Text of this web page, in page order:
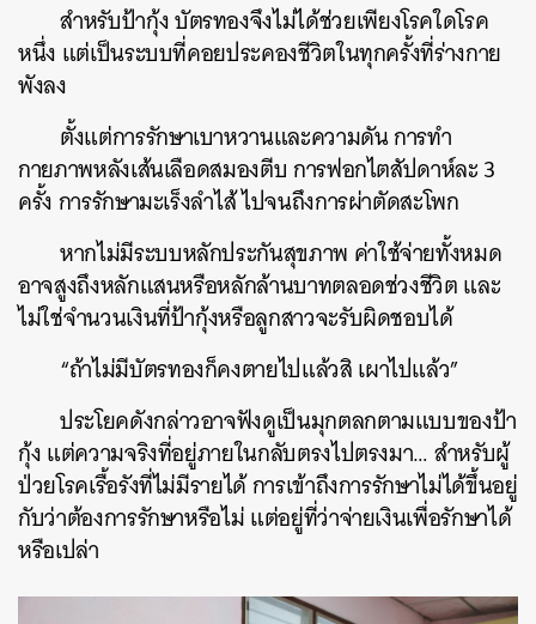
สำหรับป้ากุ้ง บัตรทองจึงไม่ได้ช่วยเพียงโรคใดโรค
หนึ่ง แต่เป็นระบบที่คอยประคองชีวิตในทุกครั้งที่ร่างกาย
พังลง
ตั้งแต่การรักษาเบาหวานและความดัน การทำ
กายภาพหลังเส้นเลือดสมองตีบ การฟอกไตสัปดาห์ละ 3
ครั้ง การรักษามะเร็งลำไส้ ไปจนถึงการผ่าตัดสะโพก
หากไม่มีระบบหลักประกันสุขภาพ ค่าใช้จ่ายทั้งหมด
อาจสูงถึงหลักแสนหรือหลักล้านบาทตลอดช่วงชีวิต และ
ไม่ใช่จำนวนเงินที่ป้ากุ้งหรือลูกสาวจะรับผิดชอบได้
“ถ้าไม่มีบัตรทองก็คงตายไปแล้วสิ เผาไปแล้ว”
ประโยคดังกล่าวอาจฟังดูเป็นมุกตลกตามแบบของป้า
กุ้ง แต่ความจริงที่อยู่ภายในกลับตรงไปตรงมา… สำหรับผู้
ป่วยโรคเรื้อรังที่ไม่มีรายได้ การเข้าถึงการรักษาไม่ได้ขึ้นอยู่
กับว่าต้องการรักษาหรือไม่ แต่อยู่ที่ว่าจ่ายเงินเพื่อรักษาได้
หรือเปล่า